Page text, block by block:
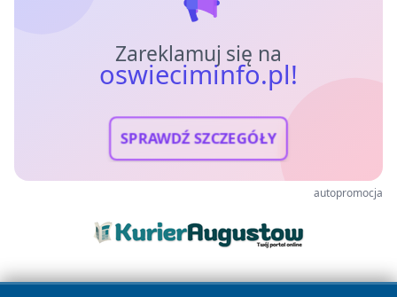
Zareklamuj się na
oswieciminfo.pl!
SPRAWDŹ SZCZEGÓŁY
autopromocja